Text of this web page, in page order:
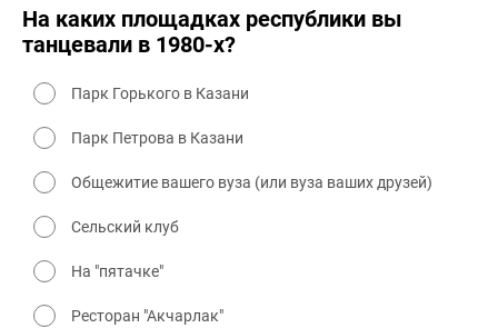
На каких площадках республики вы
танцевали в 1980-х?
Парк Горького в Казани
Парк Петрова в Казани
Общежитие вашего вуза (или вуза ваших друзей)
Сельский клуб
На "пятачке"
Ресторан "Акчарлак"